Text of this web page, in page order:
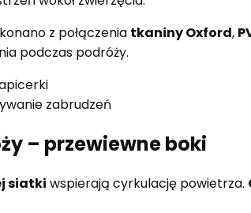
z połączenia tkaniny Oxford,
podczas podróży.
zabrudzeń
– przewiewne boki
siatki wspierają cyrkulację powietrza.